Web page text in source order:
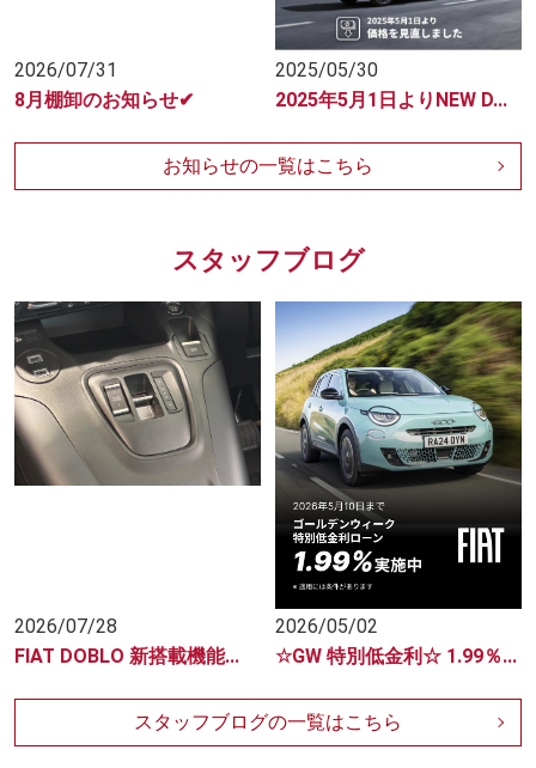
2026/07/31
8月棚卸のお知らせ✔
2025/05/30
2025年5月1日よりNEW D...
お知らせの一覧はこちら
スタッフブログ
2026/07/28
FIAT DOBLO 新搭載機能...
2026/05/02
☆GW 特別低金利☆ 1.99％...
スタッフブログの一覧はこちら